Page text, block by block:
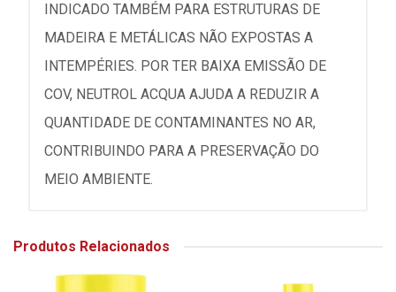
INDICADO TAMBÉM PARA ESTRUTURAS DE
MADEIRA E METÁLICAS NÃO EXPOSTAS A
INTEMPÉRIES. POR TER BAIXA EMISSÃO DE
COV, NEUTROL ACQUA AJUDA A REDUZIR A
QUANTIDADE DE CONTAMINANTES NO AR,
CONTRIBUINDO PARA A PRESERVAÇÃO DO
MEIO AMBIENTE.
Produtos Relacionados